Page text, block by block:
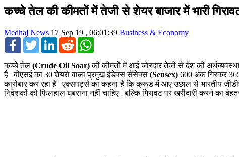
कच्चे तेल की कीमतों में तेजी से शेयर बाजार में भारी
Medhaj News 17 Sep 19 , 06:01:39 Business & Economy
FacebookTwitterLinkedInReddit
कच्चे तेल (Crude Oil Soar)की कीमतों में आई जोरदार तेजी से देश की
है | बीएसई का 30 शेयरों वाला प्रमुख इंडेक्स सेंसेक्स (Sensex) 600 अंक गिरकर
कारोबार कर रहा है | एक्सपर्ट्स का कहना है कि क्रूड में आए उछाल से भारतीय
निवेशकों को फिलहाल घबराना नहीं चाहिए | बल्कि गिरावट पर खरीदारी करने